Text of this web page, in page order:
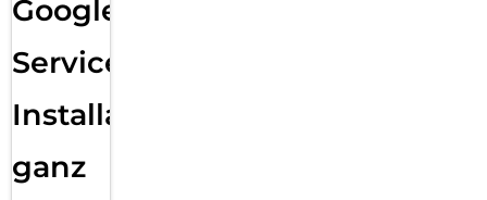
Google
Services
Installation
ganz